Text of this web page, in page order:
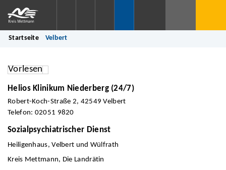
Startseite Velbert
Vorlesen
Helios Klinikum Niederberg (24/7)
Robert-Koch-Straße 2, 42549 Velbert
Telefon: 02051 9820
Sozialpsychiatrischer Dienst
Heiligenhaus, Velbert und Wülfrath
Kreis Mettmann, Die Landrätin